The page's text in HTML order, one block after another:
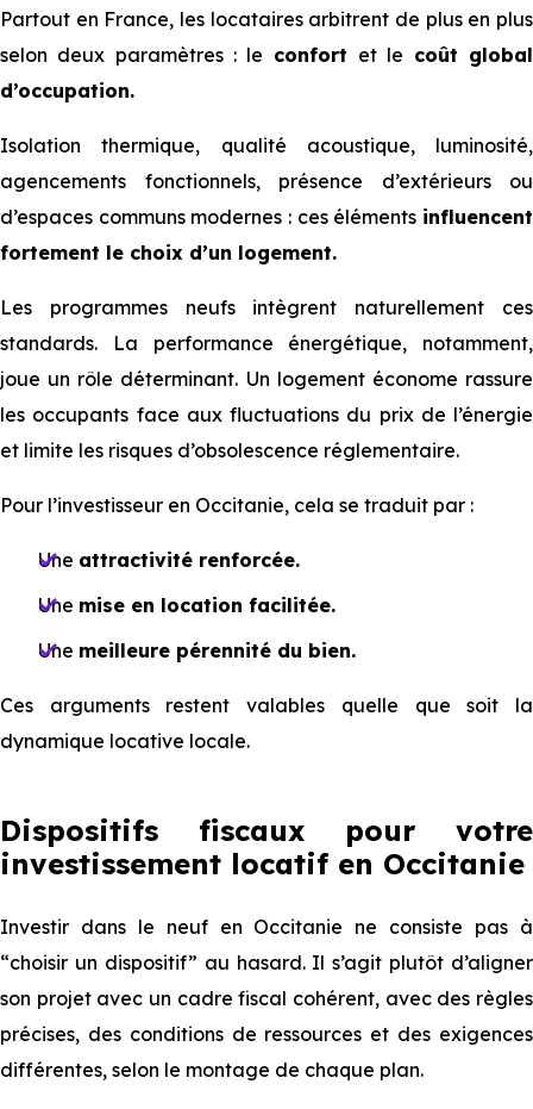
Partout en France, les locataires arbitrent de plus en plus
selon deux paramètres : le confort et le coût global
d’occupation.
Isolation thermique, qualité acoustique, luminosité,
agencements fonctionnels, présence d’extérieurs ou
d’espaces communs modernes : ces éléments influencent
fortement le choix d’un logement.
Les programmes neufs intègrent naturellement ces
standards. La performance énergétique, notamment,
joue un rôle déterminant. Un logement économe rassure
les occupants face aux fluctuations du prix de l’énergie
et limite les risques d’obsolescence réglementaire.
Pour l’investisseur en Occitanie, cela se traduit par :
Une attractivité renforcée.
Une mise en location facilitée.
Une meilleure pérennité du bien.
Ces arguments restent valables quelle que soit la
dynamique locative locale.
Dispositifs fiscaux pour votre
investissement locatif en Occitanie
Investir dans le neuf en Occitanie ne consiste pas à
“choisir un dispositif” au hasard. Il s’agit plutôt d’aligner
son projet avec un cadre fiscal cohérent, avec des règles
précises, des conditions de ressources et des exigences
différentes, selon le montage de chaque plan.